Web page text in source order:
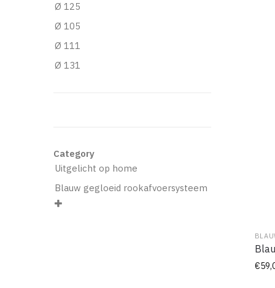
€
Ø 125
Ø 105
Ø 111
Ø 131
Category
Uitgelicht op home
Blauw gegloeid rookafvoersysteem
